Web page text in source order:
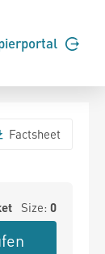
Factsheet
Size: 0